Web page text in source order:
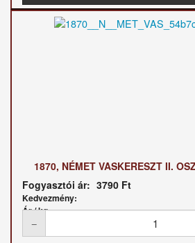
1870, NÉMET VASKERESZT II.
Fogyasztói ár: 3790 Ft
Kedvezmény:
Ár / kg: